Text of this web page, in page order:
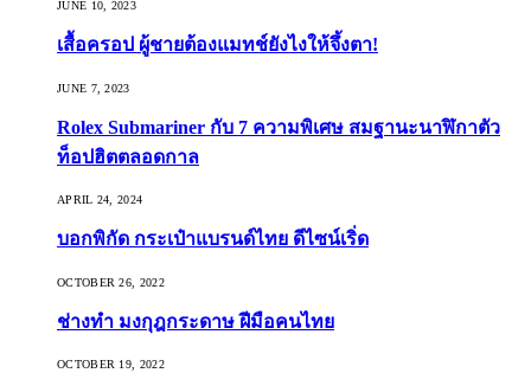
JUNE 10, 2023
เสื้อครอป ผู้ชายต้องแมทช์ยังไงให้จึ้งตา!
JUNE 7, 2023
Rolex Submariner กับ 7 ความพิเศษ สมฐานะนาฬิกาตัว
ท็อปฮิตตลอดกาล
APRIL 24, 2024
บอกพิกัด กระเป๋าแบรนด์ไทย ดีไซน์เริ่ด
OCTOBER 26, 2022
ช่างทำ มงกุฎกระดาษ ฝีมือคนไทย
OCTOBER 19, 2022